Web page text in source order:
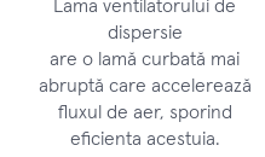
Lama ventilatorului de
dispersie
are o lamă curbată mai
abruptă care accelerează
fluxul de aer, sporind
eficienta acestuia.